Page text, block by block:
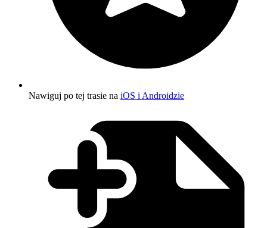
Nawiguj po tej trasie na iOS i Androidzie